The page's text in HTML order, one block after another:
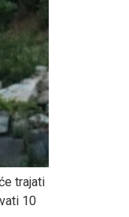
trajati
10